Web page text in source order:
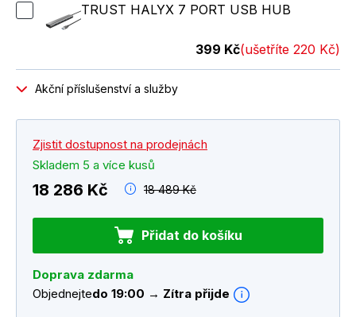
TRUST HALYX 7 PORT USB HUB
399 Kč(ušetříte 220 Kč)
Akční příslušenství a služby
Zjistit dostupnost na prodejnách
Skladem 5 a více kusů
18 286 Kč 18 489 Kč
Přidat do košíku
Doprava zdarma
Objednejtedo 19:00 → Zítra přijde